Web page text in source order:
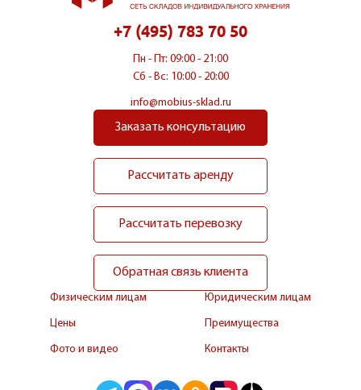
+7 (495) 783 70 50
Пн - Пт: 09:00 - 21:00
Сб - Вс: 10:00 - 20:00
info@mobius-sklad.ru
Физическим лицам Юридическим лицам
Цены Преимущества
Фото и видео Контакты
Заказать консультацию
Рассчитать аренду
Рассчитать перевозку
Обратная связь клиента